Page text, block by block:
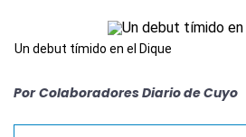
Un debut tímido en el Dique
Por Colaboradores Diario de Cuyo